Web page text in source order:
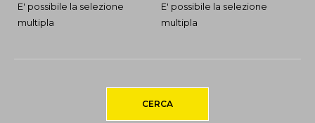
E' possibile la selezione
multipla
E' possibile la selezione
multipla
CERCA